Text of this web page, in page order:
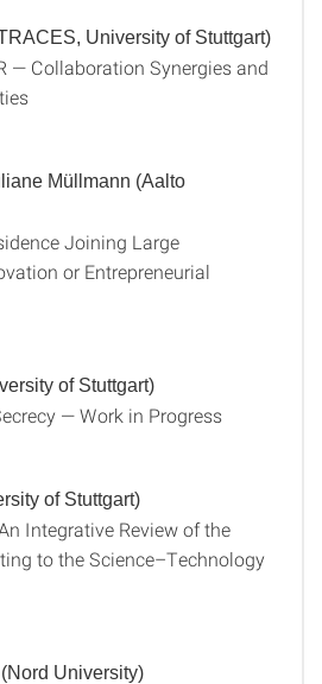
University of Stuttgart)
— Collaboration Synergies and
Müllmann (Aalto
Joining Large
or Entrepreneurial
of Stuttgart)
— Work in Progress
of Stuttgart)
Integrative Review of the
to the Science–Technology
University)